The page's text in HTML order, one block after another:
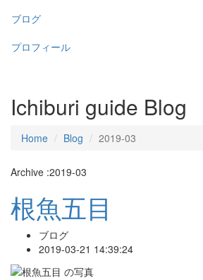
ブログ
プロフィール
Ichiburi guide Blog
Home Blog 2019-03
Archive :2019-03
根魚五目
ブログ
2019-03-21 14:39:24